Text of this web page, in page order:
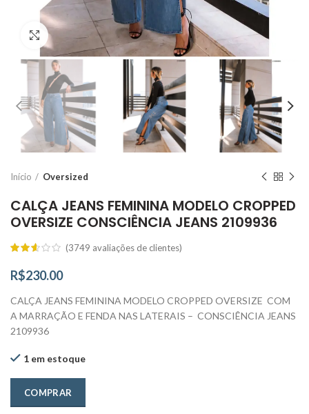
Click to enlarge
Início Oversized
CALÇA JEANS FEMININA MODELO CROPPED
OVERSIZE CONSCIÊNCIA JEANS 2109936
(3749 avaliações de clientes)
R$230.00
CALÇA JEANS FEMININA MODELO CROPPED OVERSIZE COM
A MARRAÇÃO E FENDA NAS LATERAIS – CONSCIÊNCIA JEANS
2109936
1 em estoque
COMPRAR